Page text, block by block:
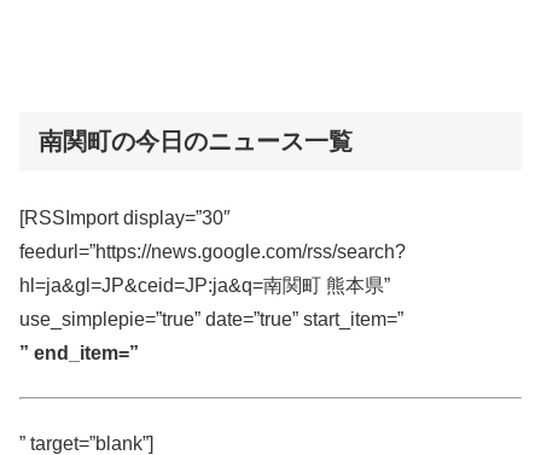
南関町の今日のニュース一覧
[RSSImport display=”30″
feedurl=”https://news.google.com/rss/search?
hl=ja&gl=JP&ceid=JP:ja&q=南関町 熊本県”
use_simplepie=”true” date=”true” start_item=”
” end_item=”
” target=”blank”]